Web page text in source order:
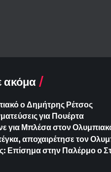
ακόμα
ο Δημήτρης Ρέτσος
για Πουέρτα
για Μπλέσα στον
αποχαιρέτησε τον
Επίσημα στην Παλέρμο ο